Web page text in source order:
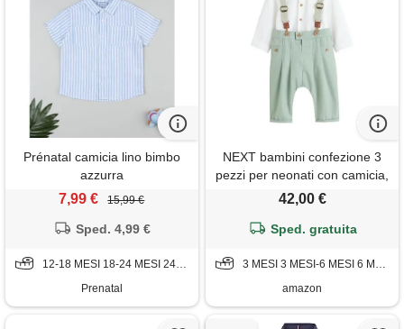
Prénatal camicia lino bimbo
azzurra
7,99 € 15,99 €
Sped. 4,99 €
12-18 MESI 18-24 MESI 24-36 MESI
Prenatal
NEXT bambini confezione 3
pezzi per neonati con camicia,
pantaloni e bretelle verde
42,00 €
Sped. gratuita
3 MESI 3 MESI-6 MESI 6 MESI-9 MESI 9 MESI-12 MESI
amazon